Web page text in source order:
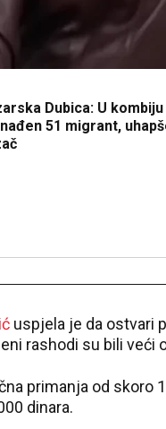
Dubica: U kombiju
51 migrant,
uspjela je da ostvari
rashodi su bili veći
primanja od skoro
dinara.